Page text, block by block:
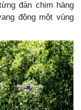
đàn chim hàng
động một vùng